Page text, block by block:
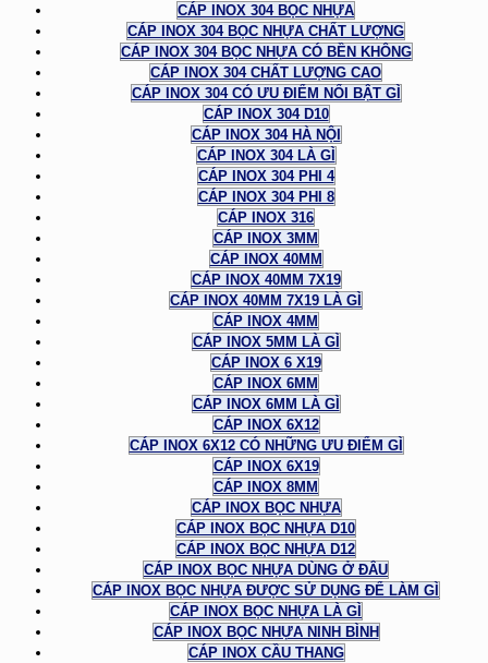
CÁP INOX 304 BỌC NHỰA
CÁP INOX 304 BỌC NHỰA CHẤT LƯỢNG
CÁP INOX 304 BỌC NHỰA CÓ BỀN KHÔNG
CÁP INOX 304 CHẤT LƯỢNG CAO
CÁP INOX 304 CÓ ƯU ĐIỂM NỔI BẬT GÌ
CÁP INOX 304 D10
CÁP INOX 304 HÀ NỘI
CÁP INOX 304 LÀ GÌ
CÁP INOX 304 PHI 4
CÁP INOX 304 PHI 8
CÁP INOX 316
CÁP INOX 3MM
CÁP INOX 40MM
CÁP INOX 40MM 7X19
CÁP INOX 40MM 7X19 LÀ GÌ
CÁP INOX 4MM
CÁP INOX 5MM LÀ GÌ
CÁP INOX 6 X19
CÁP INOX 6MM
CÁP INOX 6MM LÀ GÌ
CÁP INOX 6X12
CÁP INOX 6X12 CÓ NHỮNG ƯU ĐIỂM GÌ
CÁP INOX 6X19
CÁP INOX 8MM
CÁP INOX BỌC NHỰA
CÁP INOX BỌC NHỰA D10
CÁP INOX BỌC NHỰA D12
CÁP INOX BỌC NHỰA DÙNG Ở ĐÂU
CÁP INOX BỌC NHỰA ĐƯỢC SỬ DỤNG ĐỂ LÀM GÌ
CÁP INOX BỌC NHỰA LÀ GÌ
CÁP INOX BỌC NHỰA NINH BÌNH
CÁP INOX CẦU THANG